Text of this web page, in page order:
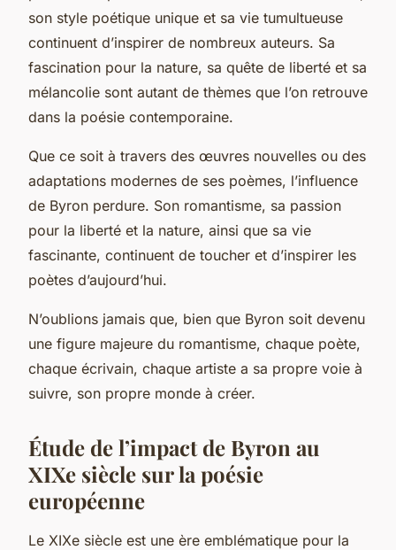
son style poétique unique et sa vie tumultueuse
continuent d’inspirer de nombreux auteurs. Sa
fascination pour la nature, sa quête de liberté et sa
mélancolie sont autant de thèmes que l’on retrouve
dans la poésie contemporaine.
Que ce soit à travers des œuvres nouvelles ou des
adaptations modernes de ses poèmes, l’influence
de Byron perdure. Son romantisme, sa passion
pour la liberté et la nature, ainsi que sa vie
fascinante, continuent de toucher et d’inspirer les
poètes d’aujourd’hui.
N’oublions jamais que, bien que Byron soit devenu
une figure majeure du romantisme, chaque poète,
chaque écrivain, chaque artiste a sa propre voie à
suivre, son propre monde à créer.
Étude de l’impact de Byron au
XIXe siècle sur la poésie
européenne
Le XIXe siècle est une ère emblématique pour la